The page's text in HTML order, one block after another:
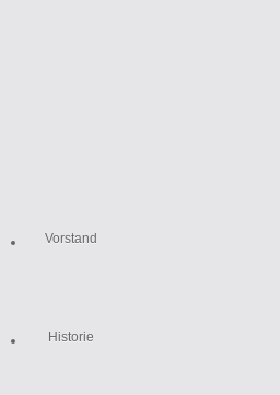
Vorstand
Historie